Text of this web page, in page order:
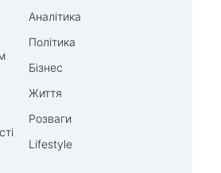
Аналітика
Політика
Бізнес
Життя
Розваги
Lifestyle